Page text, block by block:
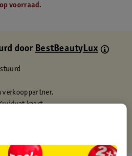
voorraad.
doorBestBeautyLux
verkooppartner.
kaart